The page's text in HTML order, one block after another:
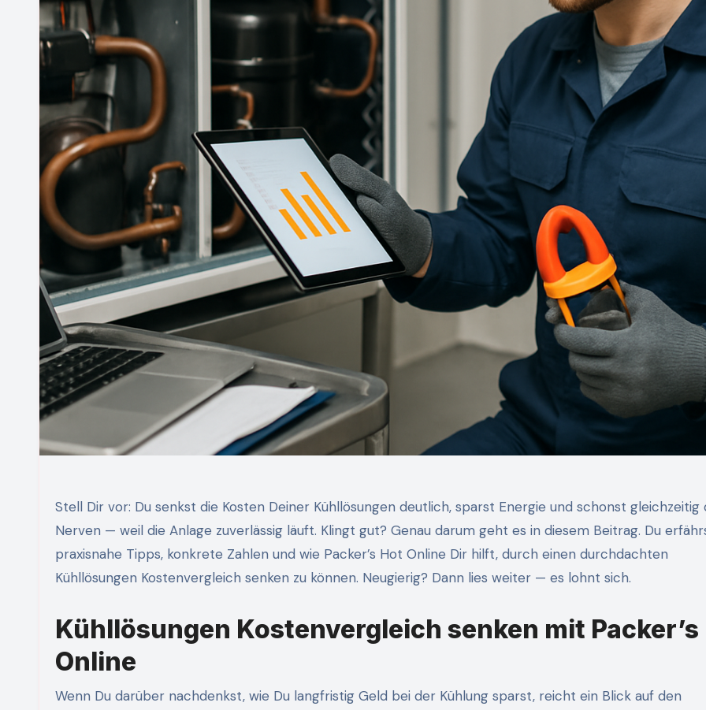
Stell Dir vor: Du senkst die Kosten Deiner Kühllösungen deutlich, sparst Energie und schonst gleichzeitig
Nerven — weil die Anlage zuverlässig läuft. Klingt gut? Genau darum geht es in diesem Beitrag. Du
praxisnahe Tipps, konkrete Zahlen und wie Packer’s Hot Online Dir hilft, durch einen durchdachten
Kühllösungen Kostenvergleich senken zu können. Neugierig? Dann lies weiter — es lohnt sich.
Kühllösungen Kostenvergleich senken mit Packer’s
Online
Wenn Du darüber nachdenkst, wie Du langfristig Geld bei der Kühlung sparst, reicht ein Blick auf den